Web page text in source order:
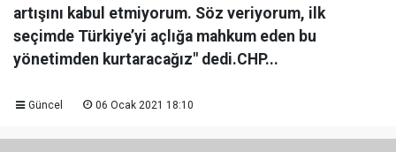
artışını kabul etmiyorum. Söz veriyorum, ilk
seçimde Türkiye’yi açlığa mahkum eden bu
yönetimden kurtaracağız" dedi.CHP...
Güncel 06 Ocak 2021 18:10